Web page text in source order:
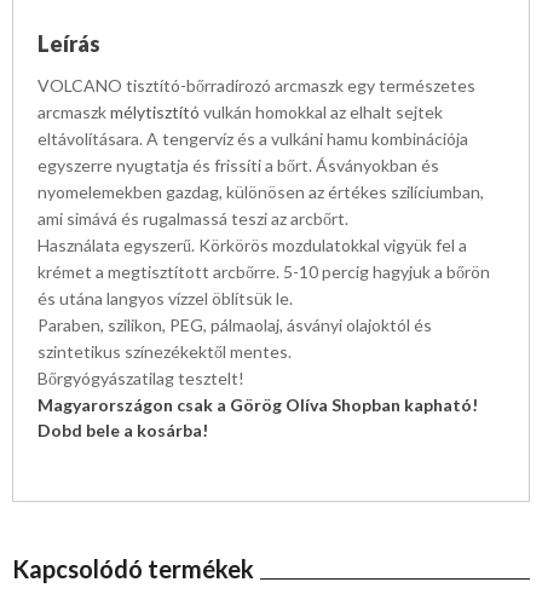
Leírás
VOLCANO tisztító-bőrradírozó arcmaszk egy természetes
arcmaszkmélytisztító vulkán homokkal az elhalt sejtek
eltávolításara. A tengervíz és a vulkáni hamu kombinációja
egyszerre nyugtatja és frissíti a bőrt. Ásványokban és
nyomelemekben gazdag, különösen az értékes szilíciumban,
ami simává és rugalmassá teszi az arcbőrt.
Használata egyszerű. Körkörös mozdulatokkal vigyük fel a
krémet a megtisztított arcbőrre. 5-10 percig hagyjuk a bőrön
és utána langyos vízzel öblítsük le.
Paraben, szilikon, PEG, pálmaolaj, ásványi olajoktól és
szintetikus színezékektől mentes.
Bőrgyógyászatilag tesztelt!
Magyarországon csak a Görög Olíva Shopban kapható!
Dobd bele a kosárba!
Kapcsolódó termékek